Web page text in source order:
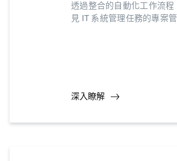
透過整合的自動化工作流程
見 IT 系統管理任務的專案管
深入瞭解